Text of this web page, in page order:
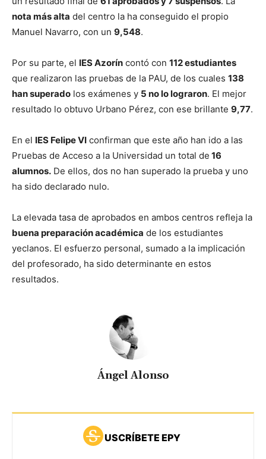
nota más alta del centro la ha conseguido el propio
Manuel Navarro, con un 9,548.
Por su parte, el IES Azorín contó con 112 estudiantes
que realizaron las pruebas de la PAU, de los cuales 138
han superado los exámenes y 5 no lo lograron. El mejor
resultado lo obtuvo Urbano Pérez, con ese brillante 9,77.
En el IES Felipe VI confirman que este año han ido a las
Pruebas de Acceso a la Universidad un total de 16
alumnos. De ellos, dos no han superado la prueba y uno
ha sido declarado nulo.
La elevada tasa de aprobados en ambos centros refleja la
buena preparación académica de los estudiantes
yeclanos. El esfuerzo personal, sumado a la implicación
del profesorado, ha sido determinante en estos
resultados.
Ángel Alonso
USCRÍBETE EPY